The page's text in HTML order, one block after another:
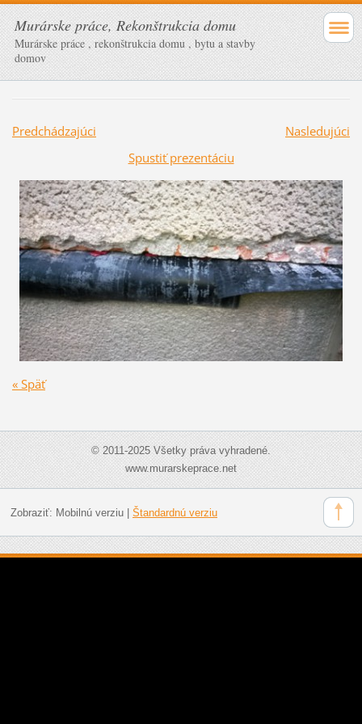
Murárske práce, Rekonštrukcia domu
Murárske práce , rekonštrukcia domu , bytu a stavby
domov
Predchádzajúci
Nasledujúci
Spustiť prezentáciu
« Späť
© 2011-2025 Všetky práva vyhradené.
www.murarskeprace.net
Zobraziť: Mobilnú verziu| Štandardnú verziu